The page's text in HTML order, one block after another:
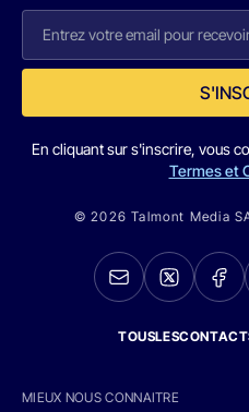
En cliquant sur s'inscrire, vous
Termes et
© 2026 Talmont Media
MIEUX NOUS CONNAITRE